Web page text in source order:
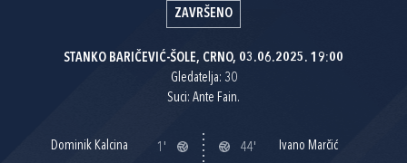
ZAVRŠENO
STANKO BARIČEVIĆ-ŠOLE, CRNO, 03.06.2025. 19:00
Gledatelja: 30
Suci: Ante Fain.
Dominik Kalcina
1'
44' Ivano Marčić